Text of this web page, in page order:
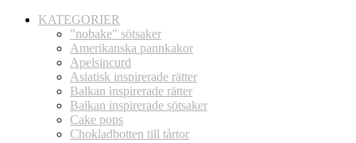
KATEGORIER
"nobake" sötsaker
Amerikanska pannkakor
Apelsincurd
Asiatisk inspirerade rätter
Balkan inspirerade rätter
Balkan inspirerade sötsaker
Cake pops
Chokladbotten till tårtor